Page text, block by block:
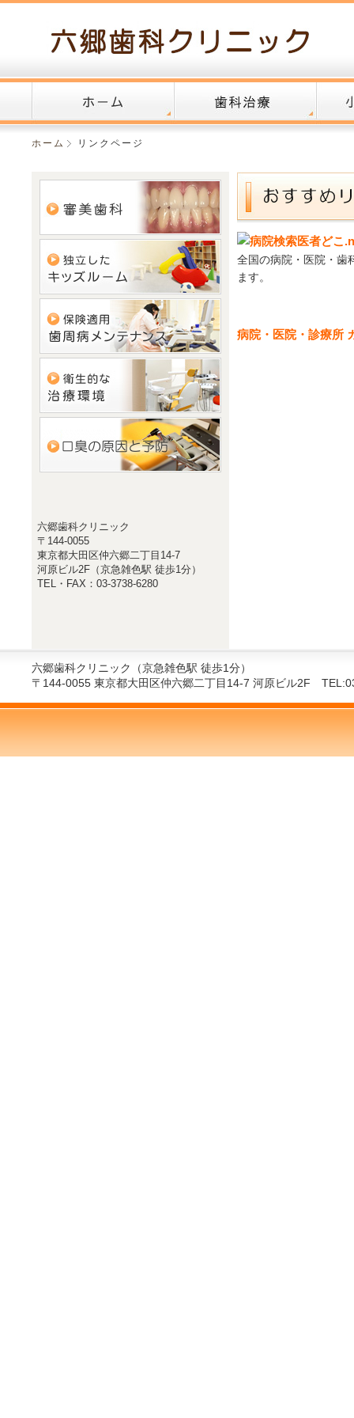
ホーム 歯科治療 小児歯
ホーム リンクページ
六郷歯科クリニック
〒144-0055
東京都大田区仲六郷二丁目14-7
河原ビル2F（京急雑色駅 徒歩1分）
TEL・FAX：03-3738-6280
全国の病院・医院・歯
ます。
病院・医院・診療所
六郷歯科クリニック（京急雑色駅 徒歩1分）
〒144-0055 東京都大田区仲六郷二丁目14-7 河原ビル2F